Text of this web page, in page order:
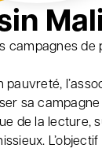
campagnes de
pauvreté,
sa
de la lecture,